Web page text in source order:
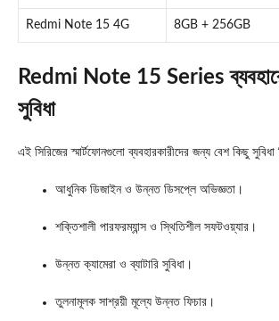
Redmi Note 15 4G 8GB + 256GB
Redmi Note 15 Series
সুবিধা
এই সিরিজের স্মার্টফোনগুলো ব্যবহারকারীদের জন্য বেশ কিছু
আধুনিক ডিজাইন ও উন্নত ডিসপ্লে অভিজ্ঞতা।
শক্তিশালী পারফরম্যান্স ও স্থিতিশীল সফটওয়্যার।
উন্নত ক্যামেরা ও ব্যাটারি সুবিধা।
তুলনামূলক সাশ্রয়ী মূল্যে উন্নত ফিচার।